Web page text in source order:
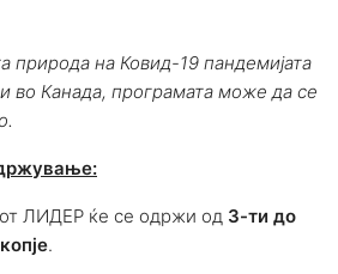
природа на Ковид-19 пандемијата
во Канада, програмата може да се
ЛИДЕР ќе се одржи од 3-ти до
.